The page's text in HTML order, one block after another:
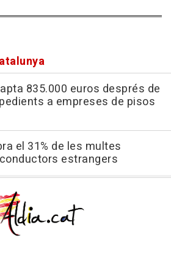
835.000 euros després de
a empreses de pisos
el 31% de les multes
estrangers